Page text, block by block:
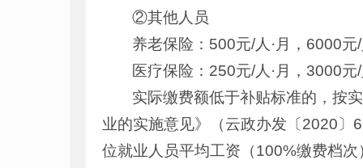
②其他人员
养老保险：500元/人·月，6000元
医疗保险：250元/人·月，3000元
实际缴费额低于补贴标准的，按
业的实施意见》（云政办发〔2020〕
位就业人员平均工资（100%缴费档